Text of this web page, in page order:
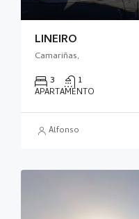
LIÑEIRO
Camariñas,
3 1
APARTAMENTO
Alfonso